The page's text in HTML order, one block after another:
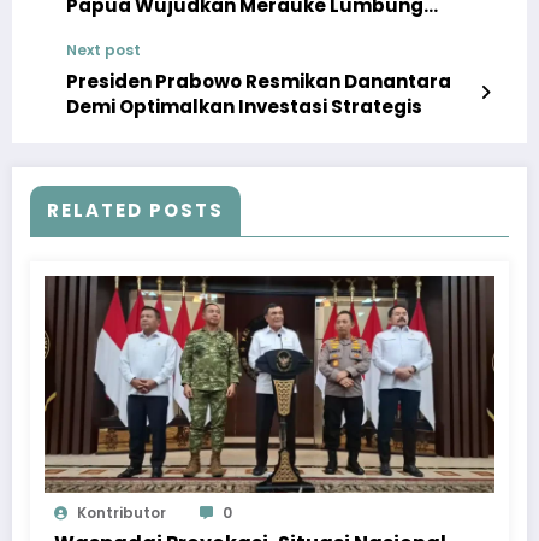
Papua Wujudkan Merauke Lumbung
Next post
Presiden Prabowo Resmikan Danantara
Demi Optimalkan Investasi Strategis
RELATED POSTS
Kontributor 0